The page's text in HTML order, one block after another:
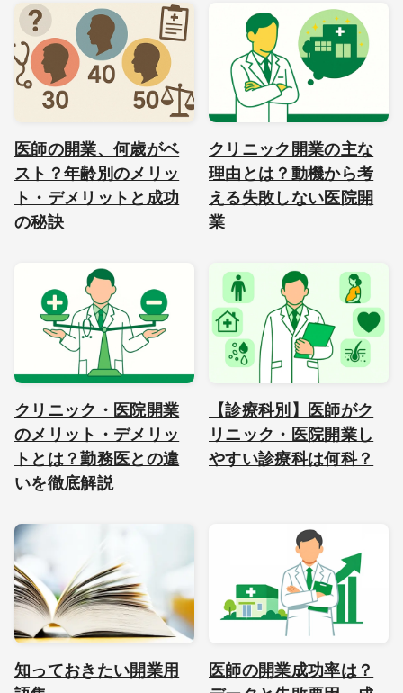
医師の開業、何歳がベ
スト？年齢別のメリッ
ト・デメリットと成功
の秘訣
クリニック開業の主な
理由とは？動機から考
える失敗しない医院開
業
クリニック・医院開業
のメリット・デメリッ
トとは？勤務医との違
いを徹底解説
【診療科別】医師がク
リニック・医院開業し
やすい診療科は何科？
知っておきたい開業用
医師の開業成功率は？